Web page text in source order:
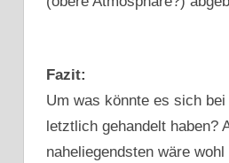
Fazit:
Um was könnte es sich
letztlich gehandelt haben?
naheliegendsten wäre